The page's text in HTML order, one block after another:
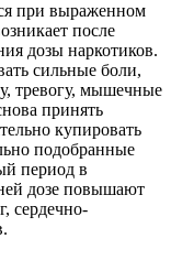
при выраженном
после
дозы наркотиков.
сильные боли,
тревогу, мышечные
принять
купировать
подобранные
период в
дозе повышают
сердечно-